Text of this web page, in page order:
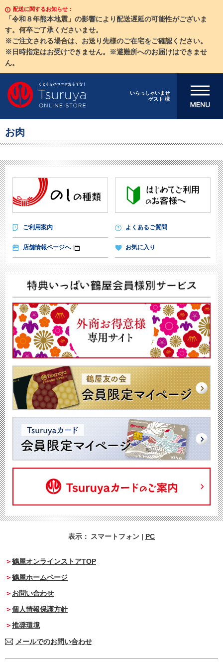
配送に関するお知らせ：
「令和８年熊本地震」の影響により配送遅延の可能性がございま
す。何卒ご了承くださいませ。
※ご注文される場合は、お送り先様のご在宅をご確認ください。
※日時指定はお受けできません。※避難所へのお届けはできませ
ん。
いらっしゃいませ
ゲスト 様
メニューを開
お肉
ご利用案内 よくあるご質問
店舗情報ページへ お気に入り
表示： スマートフォン | PC
鶴屋オンラインストアTOP
鶴屋ホームページ
お問い合わせ
個人情報保護方針
推奨環境
メールでのお問い合わせ